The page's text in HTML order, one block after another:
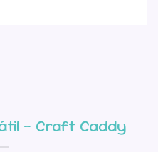
– Craft Caddy